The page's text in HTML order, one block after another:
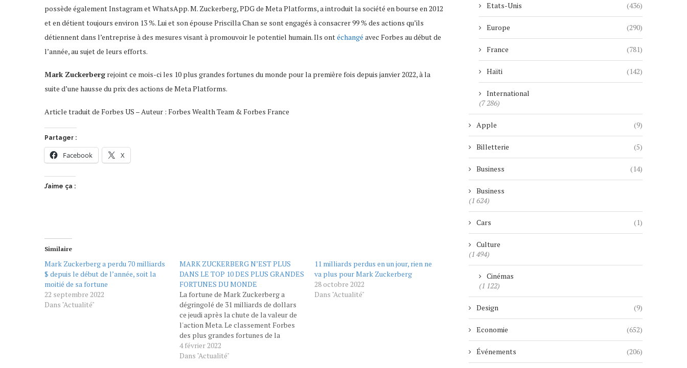
possède également Instagram et WhatsApp. M. Zuckerberg, PDG de Meta Platforms, a introduit la société en bourse en 2012
et en détient toujours environ 13 %. Lui et son épouse Priscilla Chan se sont engagés à consacrer 99 % des actions qu’ils
détiennent dans l’entreprise à des mesures visant à promouvoir le potentiel humain. Ils ontéchangé avec Forbes au début de
l’année, au sujet de leurs efforts.
Mark Zuckerberg rejoint ce mois-ci les 10 plus grandes fortunes du monde pour la première fois depuis janvier 2022, à la
suite d’une hausse du prix des actions de Meta Platforms.
Article traduit de Forbes US – Auteur : Forbes Wealth Team & Forbes France
Partager :
Facebook X
J’aime ça :
Similaire
Mark Zuckerberg a perdu 70 milliards
$ depuis le début de l’année, soit la
moitié de sa fortune
22 septembre 2022
Dans "Actualité"
MARK ZUCKERBERG N’EST PLUS
DANS LE TOP 10 DES PLUS GRANDES
FORTUNES DU MONDE
La fortune de Mark Zuckerberg a
dégringolé de 31 milliards de dollars
ce jeudi après la chute de la valeur de
l'action Meta. Le classement Forbes
des plus grandes fortunes de la
planète, mis à jour en temps direct, le
place à la 12ème position. Jeudi noir
4 février 2022
Dans "Actualité"
11 milliards perdus en un jour, rien ne
va plus pour Mark Zuckerberg
28 octobre 2022
Dans "Actualité"
Etats-Unis (436)
Europe (290)
France (781)
Haïti (142)
International
(7 286)
Apple (9)
Billetterie (5)
Business (14)
Business
(1 624)
Cars (1)
Culture
(1 494)
Cinémas
(1 122)
Design (9)
Economie (652)
Événements (206)